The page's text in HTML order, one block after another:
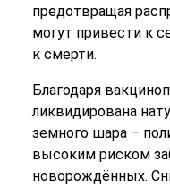
предотвращая
могут привести к
к смерти.
Благодаря
ликвидирована
земного шара –
высоким риском
новорождённых.